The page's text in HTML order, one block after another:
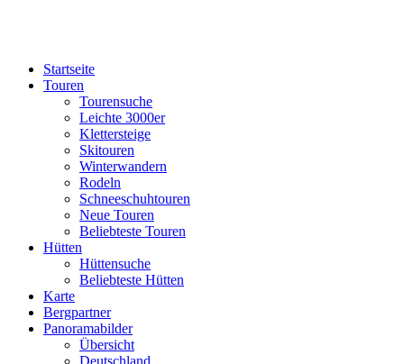
Startseite
Touren
Tourensuche
Leichte 3000er
Klettersteige
Skitouren
Winterwandern
Rodeln
Schneeschuhtouren
Neue Touren
Beliebteste Touren
Hütten
Hüttensuche
Beliebteste Hütten
Karte
Bergpartner
Panoramabilder
Übersicht
Deutschland